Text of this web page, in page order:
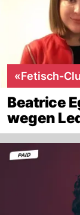
«Fetisch-
Beatrice
wegen